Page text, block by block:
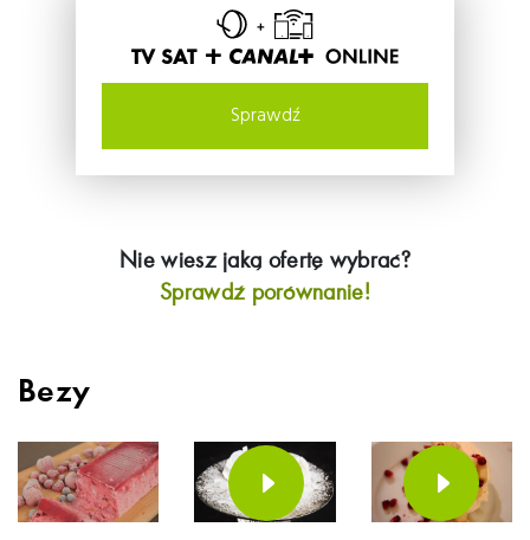
TV SAT +
Sprawdź
Nie wiesz jaką ofertę wybrać?
Sprawdź porównanie!
Bezy